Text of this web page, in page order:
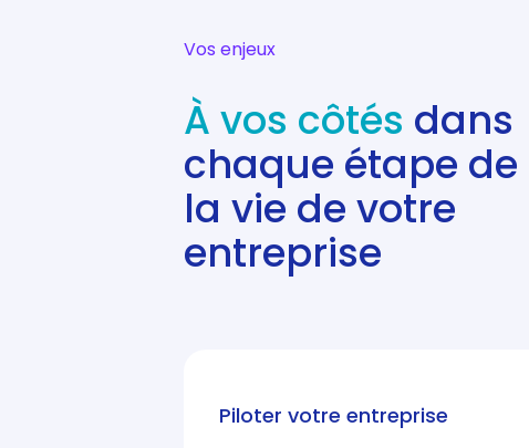
Vos enjeux
À vos côtés dans
chaque étape de
la vie de votre
entreprise
Piloter votre entreprise